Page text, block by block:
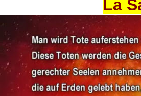
La